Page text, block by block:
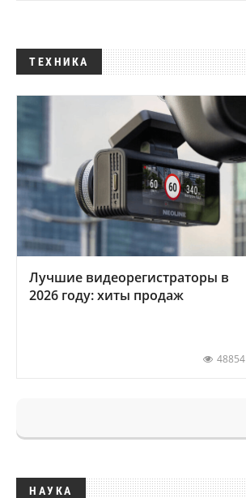
ТЕХНИКА
Лучшие видеорегистраторы в
2026 году: хиты продаж
48854
НАУКА